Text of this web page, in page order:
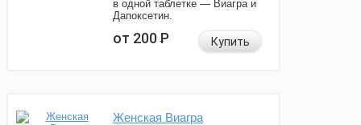
в одной таблетке — Виагра и
Дапоксетин.
от 200Р Купить
Женская Виагра